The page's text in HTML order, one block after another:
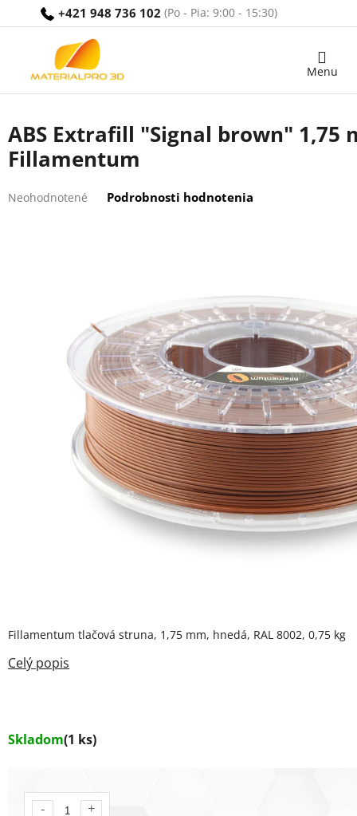
+421 948 736 102
Nákupný
ABS Extrafill "Signal brown" 1,75
Fillamentum
hodnotenie
Neohodnotené Podrobnosti hodnotenia
Skladom(1 ks)
Fillamentum tlačová struna, 1,75 mm, hnedá, RAL 8002, 0,75 kg